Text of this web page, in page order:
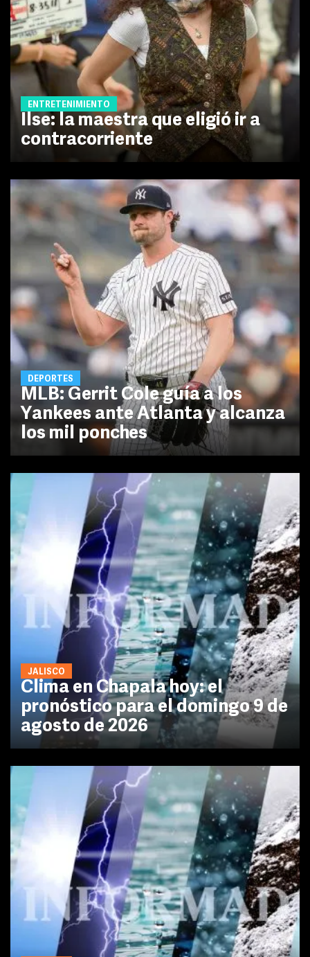
ENTRETENIMIENTO
Ilse: la maestra que eligió ir a
contracorriente
DEPORTES
MLB: Gerrit Cole guía a los
Yankees ante Atlanta y alcanza
los mil ponches
JALISCO
Clima en Chapala hoy: el
pronóstico para el domingo 9 de
agosto de 2026